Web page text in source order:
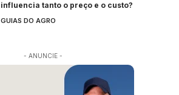
influencia tanto o preço e o custo?
GUIAS DO AGRO
- ANUNCIE -